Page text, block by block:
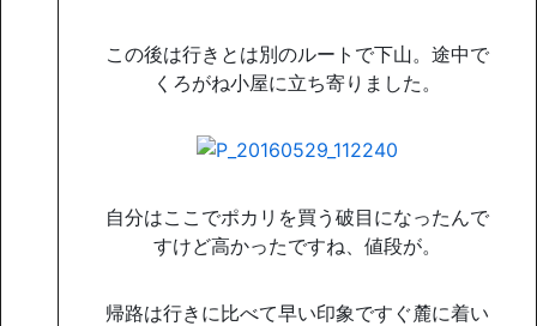
この後は行きとは別のルートで下山。途中で
くろがね小屋に立ち寄りました。
自分はここでポカリを買う破目になったんで
すけど高かったですね、値段が。
帰路は行きに比べて早い印象ですぐ麓に着い